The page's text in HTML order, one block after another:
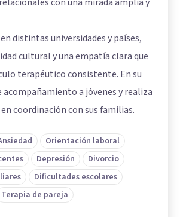
distintas universidades y países,
cultural y una empatía clara que
terapéutico consistente. En su
acompañamiento a jóvenes y realiza
coordinación con sus familias.
Orientación laboral
Depresión
Divorcio
Dificultades escolares
Terapia de pareja